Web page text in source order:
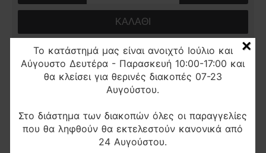
Το κατάστημά μας είναι ανοιχτό Ιούλιο και
Αύγουστο Δευτέρα - Παρασκευή 10:00-17:00 και
θα κλείσει για θερινές διακοπές 07-23
Αυγούστου.
Στο διάστημα των διακοπών όλες οι παραγγελίες
που θα ληφθούν θα εκτελεστούν κανονικά από
24 Αυγούστου.
×
ΚΑΛΆΘΙ
Επιθυμητό Σύγκριση
Περιγραφή
Βάση σακούλας σκούπας original Rowenta Silence Force
Xtreme RS-RT3535, SS-1600007380
Κατάλληλο για τα μοντέλα